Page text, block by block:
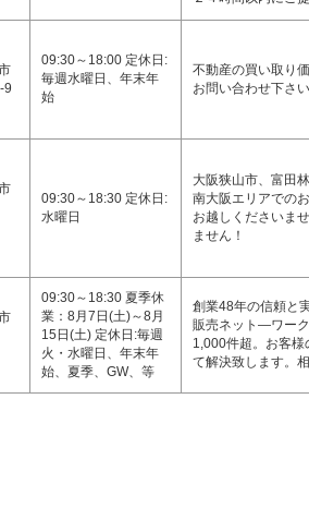
9
09:30～18:00 定休日:
毎週水曜日、年末年
始
不動産の買い取り
お問い合わせ下さい
09:30～18:30 定休日:
水曜日
大阪狭山市、富田
南大阪エリアでの
お越しくださいま
ません！
09:30～18:30 夏季休
業：8月7日(土)～8月
15日(土) 定休日:毎週
火・水曜日、年末年
始、夏季、GW、等
創業48年の信頼と
販売ネット―ワー
1,000件超。お客様
て解決致します。